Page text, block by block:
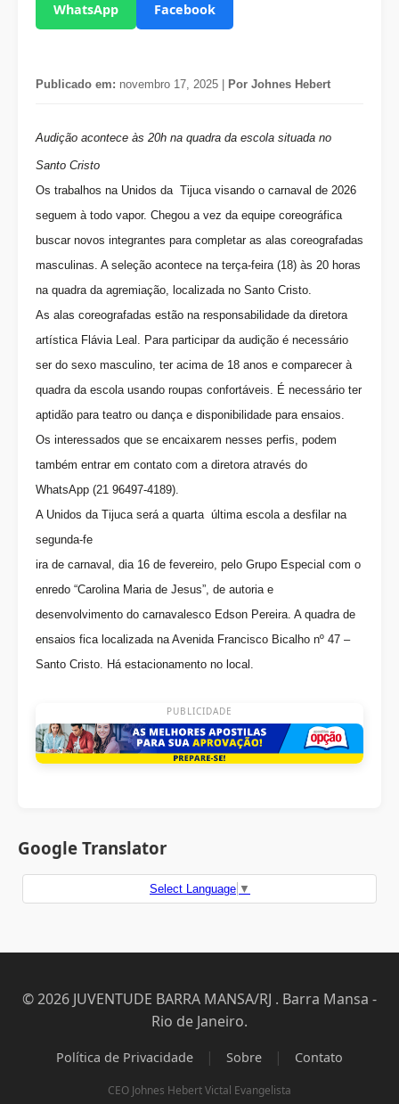
WhatsApp Facebook
Publicado em: novembro 17, 2025 | Por Johnes Hebert
Audição acontece às 20h na quadra da escola situada no
Santo Cristo
Os trabalhos na Unidos da Tijuca visando o carnaval de 2026
seguem à todo vapor. Chegou a vez da equipe coreográfica
buscar novos integrantes para completar as alas coreografadas
masculinas. A seleção acontece na terça-feira (18) às 20 horas
na quadra da agremiação, localizada no Santo Cristo.
As alas coreografadas estão na responsabilidade da diretora
artística Flávia Leal. Para participar da audição é necessário
ser do sexo masculino, ter acima de 18 anos e comparecer à
quadra da escola usando roupas confortáveis. É necessário ter
aptidão para teatro ou dança e disponibilidade para ensaios.
Os interessados que se encaixarem nesses perfis, podem
também entrar em contato com a diretora através do
WhatsApp (21 96497-4189).
A Unidos da Tijuca será a quarta última escola a desfilar na
segunda-fe
ira de carnaval, dia 16 de fevereiro, pelo Grupo Especial com o
enredo “Carolina Maria de Jesus”, de autoria e
desenvolvimento do carnavalesco Edson Pereira. A quadra de
ensaios fica localizada na Avenida Francisco Bicalho nº 47 –
Santo Cristo. Há estacionamento no local.
PUBLICIDADE
Google Translator
Select Language ▼
© 2026 JUVENTUDE BARRA MANSA/RJ . Barra Mansa -
Rio de Janeiro.
Política de Privacidade | Sobre | Contato
CEO Johnes Hebert Victal Evangelista